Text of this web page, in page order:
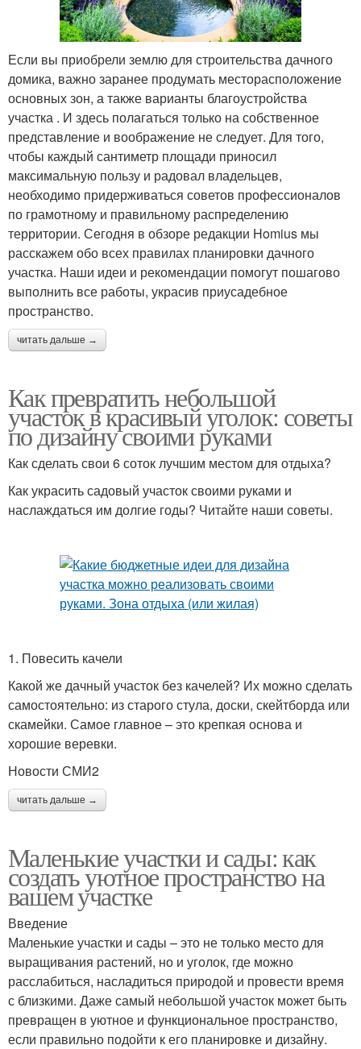
Если вы приобрели землю для строительства дачного
домика, важно заранее продумать месторасположение
основных зон, а также варианты благоустройства
участка . И здесь полагаться только на собственное
представление и воображение не следует. Для того,
чтобы каждый сантиметр площади приносил
максимальную пользу и радовал владельцев,
необходимо придерживаться советов профессионалов
по грамотному и правильному распределению
территории. Сегодня в обзоре редакции Homius мы
расскажем обо всех правилах планировки дачного
участка. Наши идеи и рекомендации помогут пошагово
выполнить все работы, украсив приусадебное
пространство.
читать дальше →
Как превратить небольшой
участок в красивый уголок: советы
по дизайну своими руками
Как сделать свои 6 соток лучшим местом для отдыха?
Как украсить садовый участок своими руками и
наслаждаться им долгие годы? Читайте наши советы.
1. Повесить качели
Какой же дачный участок без качелей? Их можно сделать
самостоятельно: из старого стула, доски, скейтборда или
скамейки. Самое главное – это крепкая основа и
хорошие веревки.
Новости СМИ2
читать дальше →
Маленькие участки и сады: как
создать уютное пространство на
вашем участке
Введение
Маленькие участки и сады – это не только место для
выращивания растений, но и уголок, где можно
расслабиться, насладиться природой и провести время
с близкими. Даже самый небольшой участок может быть
превращен в уютное и функциональное пространство,
если правильно подойти к его планировке и дизайну.